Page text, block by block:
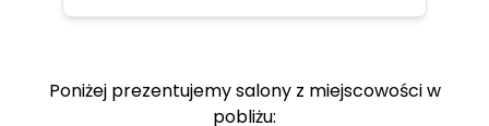
Poniżej prezentujemy salony z miejscowości w
pobliżu: